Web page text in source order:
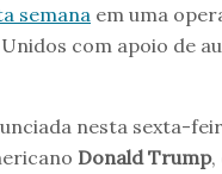
semana em uma
com apoio de
nesta sexta-
Donald Trump,